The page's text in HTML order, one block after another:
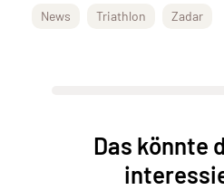
News Triathlon Zadar
Das könnte